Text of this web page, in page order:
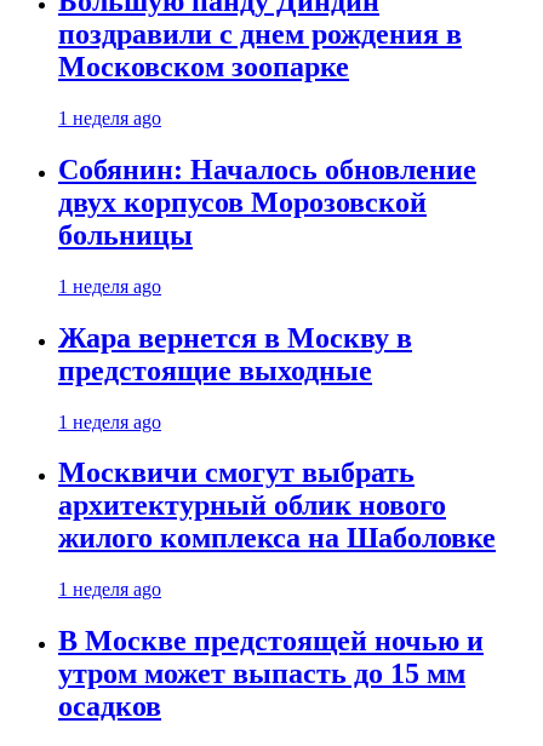
поздравили с днем рождения в
Московском зоопарке
1 неделя ago
Собянин: Началось обновление
двух корпусов Морозовской
больницы
1 неделя ago
Жара вернется в Москву в
предстоящие выходные
1 неделя ago
Москвичи смогут выбрать
архитектурный облик нового
жилого комплекса на Шаболовке
1 неделя ago
В Москве предстоящей ночью и
утром может выпасть до 15 мм
осадков